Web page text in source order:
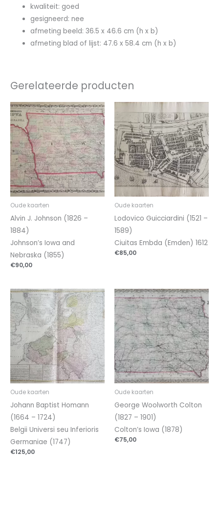
kwaliteit: goed
gesigneerd: nee
afmeting beeld: 36.5 x 46.6 cm (h x b)
afmeting blad of lijst: 47.6 x 58.4 cm (h x b)
Gerelateerde producten
Oude kaarten
Alvin J. Johnson (1826 –
1884)
Johnson’s Iowa and
Nebraska (1855)
€90,00
Oude kaarten
Lodovico Guicciardini (1521 –
1589)
Ciuitas Embda (Emden) 1612
€85,00
Oude kaarten
Johann Baptist Homann
(1664 – 1724)
Belgii Universi seu Inferioris
Germaniae (1747)
€125,00
Oude kaarten
George Woolworth Colton
(1827 – 1901)
Colton’s Iowa (1878)
€75,00